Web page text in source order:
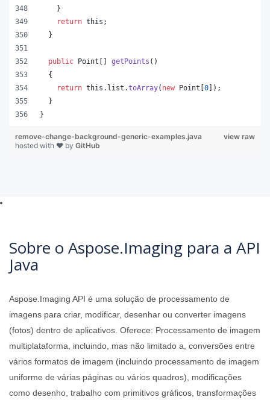
    }
return this ;
  }
public Point [] getPoints ()
  {
return this . list .toArray( new Point [0]);
  }
}
view raw
remove-change-background-generic-examples.java
hosted with ❤ by GitHub
Sobre o Aspose.Imaging para a API
Java
Aspose.Imaging API é uma solução de processamento de
imagens para criar, modificar, desenhar ou converter imagens
(fotos) dentro de aplicativos. Oferece: Processamento de imagem
multiplataforma, incluindo, mas não limitado a, conversões entre
vários formatos de imagem (incluindo processamento de imagem
uniforme de várias páginas ou vários quadros), modificações
como desenho, trabalho com primitivos gráficos, transformações